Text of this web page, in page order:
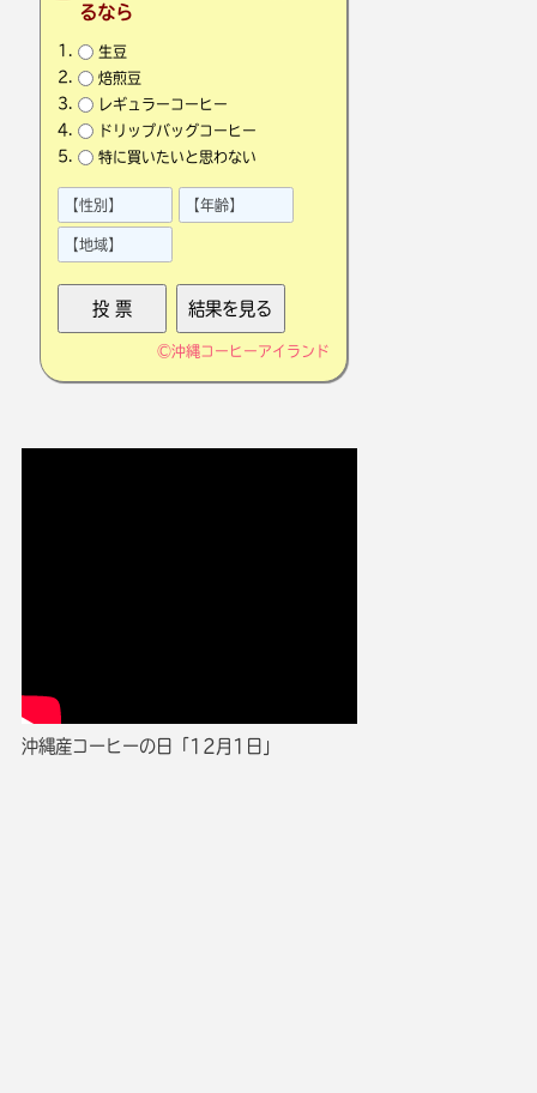
るなら
生豆
焙煎豆
レギュラーコーヒー
ドリップバッグコーヒー
特に買いたいと思わない
©沖縄コーヒーアイランド
沖縄産コーヒーの日「12月1日」